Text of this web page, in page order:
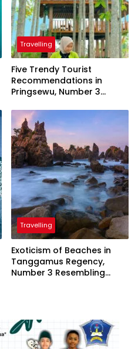
Travelling
Five Trendy Tourist
Recommendations in
Pringsewu, Number 3
President
Travelling
Exoticism of Beaches in
Tanggamus Regency,
Number 3 Resembling